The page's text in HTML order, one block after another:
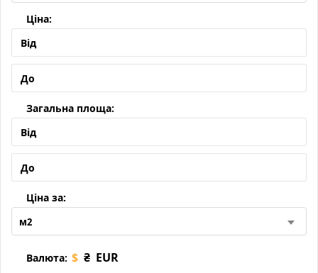
Ціна:
Загальна площа:
Ціна за:
м2
Валюта: $ ₴ EUR